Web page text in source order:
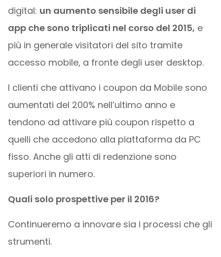
digital: un aumento sensibile degli user di
app che sono triplicati nel corso del 2015, e
più in generale visitatori del sito tramite
accesso mobile, a fronte degli user desktop.
I clienti che attivano i coupon da Mobile sono
aumentati del 200% nell’ultimo anno e
tendono ad attivare più coupon rispetto a
quelli che accedono alla piattaforma da PC
fisso. Anche gli atti di redenzione sono
superiori in numero.
Quali solo prospettive per il 2016?
Continueremo a innovare sia i processi che gli
strumenti.